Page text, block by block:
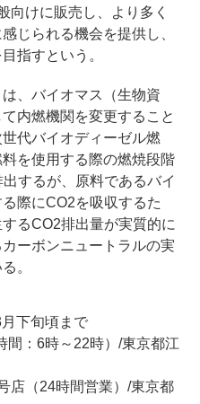
向けに販売し、より多く
じられる機会を提供し、
指すという。
、バイオマス（生物資
内燃機関を変更すること
代バイオディーゼル燃
を使用する際の燃焼段階
するが、原料であるバイ
際にCO2を吸収するた
るCO2排出量が実質的に
ーボンニュートラルの実
。
下旬頃まで
間：6時～22時）/東京都江
24時間営業）/東京都